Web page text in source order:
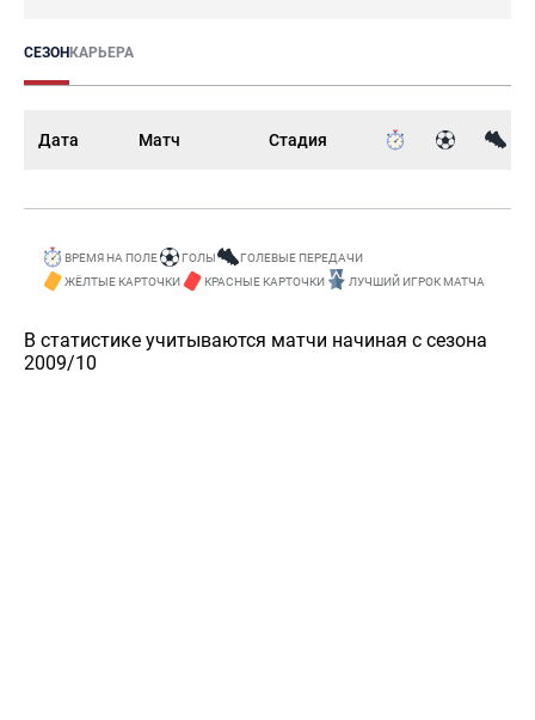
СЕЗОНКАРЬЕРА
Дата Матч Стадия
ВРЕМЯ НА ПОЛЕ ГОЛЫ
ГОЛЕВЫЕ ПЕРЕДАЧИ
ЖЁЛТЫЕ КАРТОЧКИ
КРАСНЫЕ КАРТОЧКИ ЛУЧШИЙ ИГРОК МАТЧА
В статистике учитываются матчи начиная с сезона
2009/10